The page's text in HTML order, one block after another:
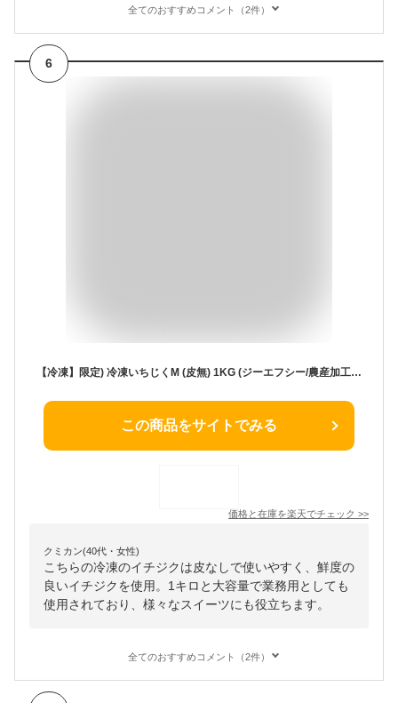
全てのおすすめコメント（2件）
6
【冷凍】限定) 冷凍いちじくM (皮無) 1KG (ジーエフシー/農産加工品【冷凍】/くだもの) 業務用
この商品をサイトでみる
価格と在庫を楽天でチェック >>
クミカン(40代・女性)
こちらの冷凍のイチジクは皮なしで使いやすく、鮮度の
良いイチジクを使用。1キロと大容量で業務用としても
使用されており、様々なスイーツにも役立ちます。
全てのおすすめコメント（2件）